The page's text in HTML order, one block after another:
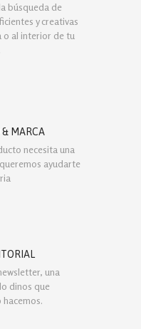
búsqueda de
y creativas
al interior de tu
& MARCA
necesita una
ayudarte
una
dinos que
hacemos.